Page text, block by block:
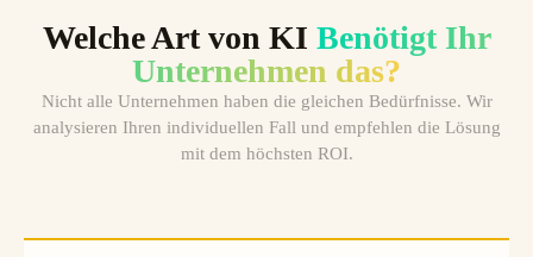
Welche Art von KI Benötigt Ihr
Unternehmen das?
Nicht alle Unternehmen haben die gleichen Bedürfnisse. Wir
analysieren Ihren individuellen Fall und empfehlen die Lösung
mit dem höchsten ROI.